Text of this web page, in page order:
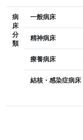
病
床
分
類
一般病床
精神病床
療養病床
結核・感染症病床